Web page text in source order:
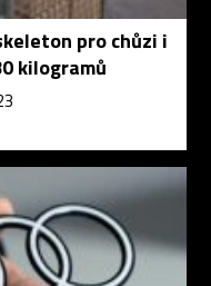
pro chůzi i
kilogramů